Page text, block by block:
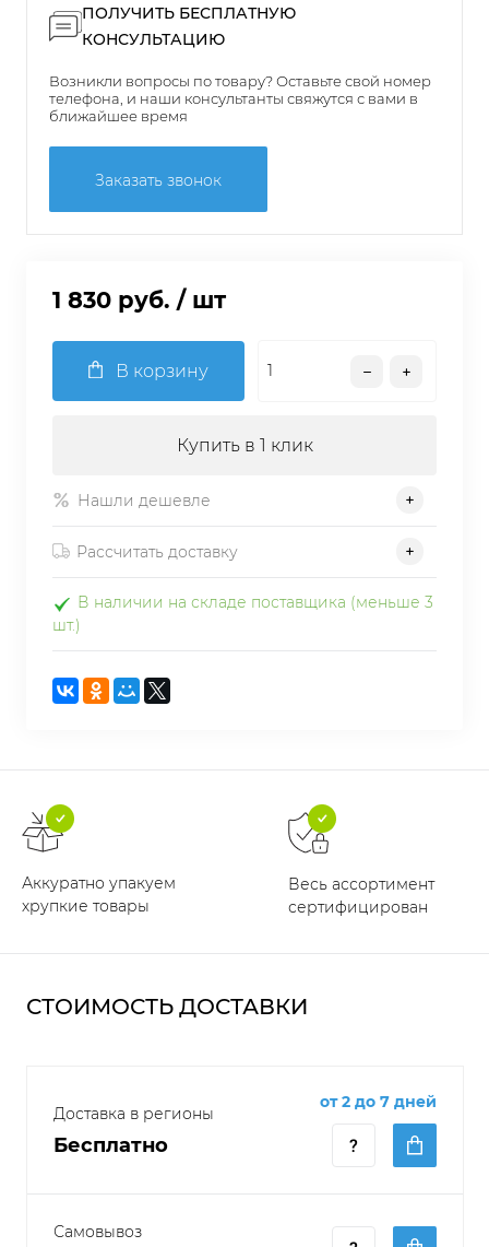
ПОЛУЧИТЬ БЕСПЛАТНУЮ
КОНСУЛЬТАЦИЮ
Возникли вопросы по товару? Оставьте свой номер
телефона, и наши консультанты свяжутся с вами в
ближайшее время
Заказать звонок
1 830 руб. / шт
В корзину
Купить в 1 клик
Нашли дешевле
Рассчитать доставку
В наличии на складе поставщика (меньше 3
шт.)
Аккуратно упакуем
хрупкие товары
Весь ассортимент
сертифицирован
СТОИМОСТЬ ДОСТАВКИ
Доставка в регионы
Бесплатно
от 2 до 7 дней
Самовывоз